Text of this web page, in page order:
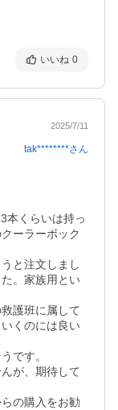
いいね 0
2025/7/11
tak********さん
本くらいは持っ
ーラーボック
と注文しまし
。家族用とい
護班に属して
くのには良い
です。
が、期待して
の購入をお勧